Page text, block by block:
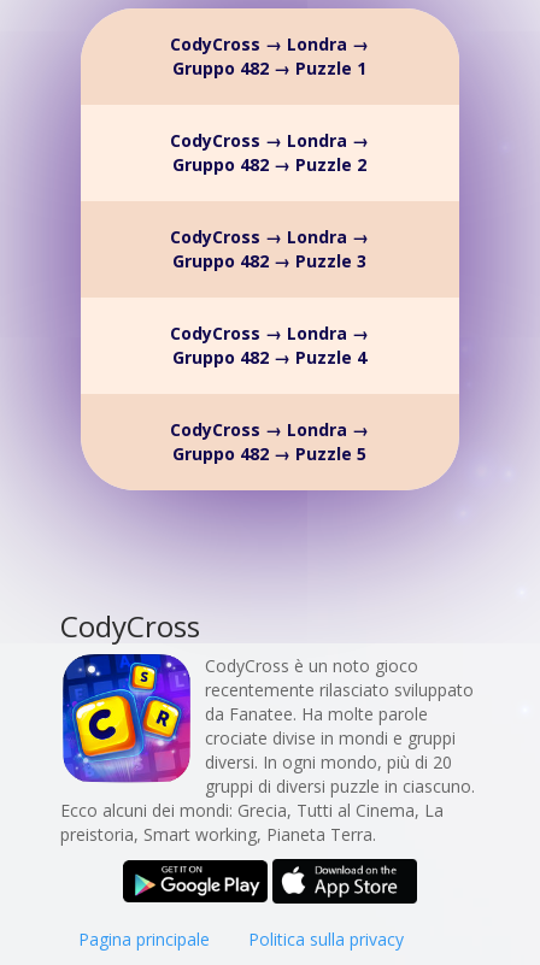
CodyCross → Londra →
Gruppo 482 → Puzzle 1
CodyCross → Londra →
Gruppo 482 → Puzzle 2
CodyCross → Londra →
Gruppo 482 → Puzzle 3
CodyCross → Londra →
Gruppo 482 → Puzzle 4
CodyCross → Londra →
Gruppo 482 → Puzzle 5
CodyCross
CodyCross è un noto gioco
recentemente rilasciato sviluppato
da Fanatee. Ha molte parole
crociate divise in mondi e gruppi
diversi. In ogni mondo, più di 20
gruppi di diversi puzzle in ciascuno.
Ecco alcuni dei mondi: Grecia, Tutti al Cinema, La
preistoria, Smart working, Pianeta Terra.
Pagina principale Politica sulla privacy